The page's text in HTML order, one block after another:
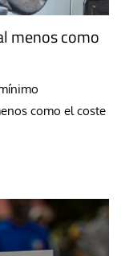
menos como
como el coste